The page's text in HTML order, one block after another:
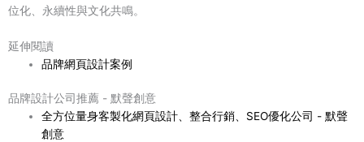
位化、永續性與文化共鳴。
延伸閱讀
品牌網頁設計案例
品牌設計公司推薦 - 默聲創意
全方位量身客製化網頁設計、整合行銷、SEO優化公司 - 默聲
創意